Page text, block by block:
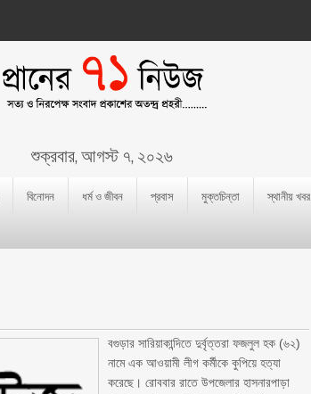
শুক্রবার, আগস্ট ৭, ২০২৬
বিনোদন ধর্ম ও জীবন প্রবাস মুক্তচিন্তা স্থানীয় খবর
বগুড়ার সারিয়াকান্দিতে দুর্বৃত্তরা ফজলুল হক (৬২)
নামে এক আওয়ামী লীগ কর্মীকে কুপিয়ে হত্যা
করেছে। রোববার রাতে উপজেলার হাসনারপাড়া